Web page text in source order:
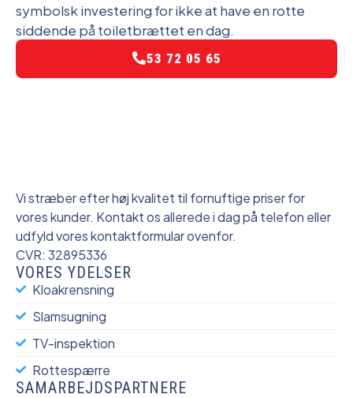
symbolsk investering for ikke at have en rotte
siddende på toiletbrættet en dag.
53 72 05 65
Vi stræber efter høj kvalitet til fornuftige priser for
vores kunder. Kontakt os allerede i dag på telefon eller
udfyld vores kontaktformular ovenfor.
CVR: 32895336
VORES YDELSER
Kloakrensning
Slamsugning
TV-inspektion
Rottespærre
SAMARBEJDSPARTNERE